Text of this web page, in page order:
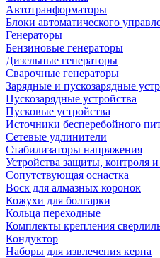
Автотранформаторы
Блоки автоматического
Генераторы
Бензиновые генераторы
Дизельные генераторы
Сварочные генераторы
Зарядные и пускозарядные
Пускозарядные устройства
Пусковые устройства
Источники бесперебойного
Сетевые удлинители
Стабилизаторы напряжения
Устройства защиты, контроля
Сопутствующая оснастка
Воск для алмазных коронок
Кожухи для болгарки
Кольца переходные
Комплекты крепления
Кондуктор
Наборы для извлечения керна